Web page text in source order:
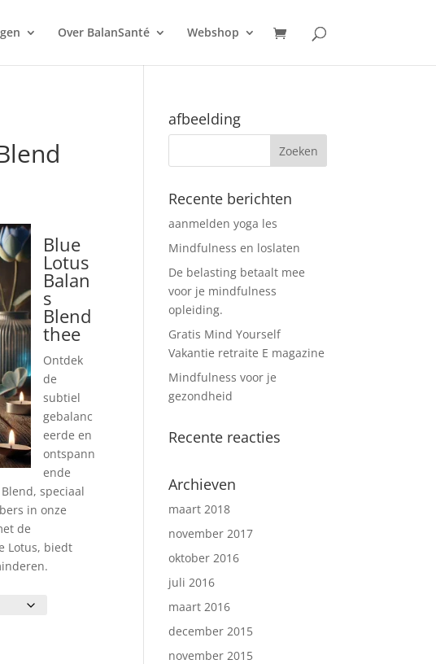
Over BalanSanté Webshop
Blue
Lotus
Balan
s
Blend
thee
Ontdek
de
subtiel
gebalanc
eerde en
ontspann
ende
speciaal
in onze
de
Lotus, biedt
afbeelding
Recente berichten
aanmelden yoga les
Mindfulness en loslaten
De belasting betaalt mee
voor je mindfulness
opleiding.
Gratis Mind Yourself
Vakantie retraite E magazine
Mindfulness voor je
gezondheid
Recente reacties
Archieven
maart 2018
november 2017
oktober 2016
juli 2016
maart 2016
december 2015
november 2015